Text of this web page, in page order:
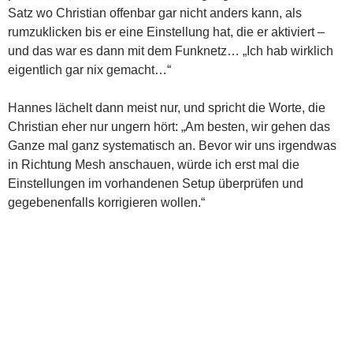
Satz wo Christian offenbar gar nicht anders kann, als
rumzuklicken bis er eine Einstellung hat, die er aktiviert –
und das war es dann mit dem Funknetz… „Ich hab wirklich
eigentlich gar nix gemacht…“
Hannes lächelt dann meist nur, und spricht die Worte, die
Christian eher nur ungern hört: „Am besten, wir gehen das
Ganze mal ganz systematisch an. Bevor wir uns irgendwas
in Richtung Mesh anschauen, würde ich erst mal die
Einstellungen im vorhandenen Setup überprüfen und
gegebenenfalls korrigieren wollen.“